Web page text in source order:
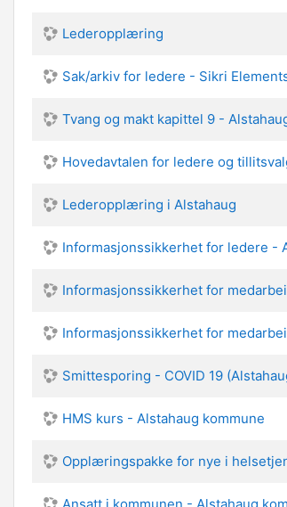
Lederopplæring
Sak/arkiv for ledere - Sikri
Tvang og makt kapittel 9 -
Hovedavtalen for ledere og
Lederopplæring i Alstahaug
Informasjonssikkerhet for ledere -
Informasjonssikkerhet for
Informasjonssikkerhet for
Smittesporing - COVID 19
HMS kurs - Alstahaug kommune
Opplæringspakke for nye i